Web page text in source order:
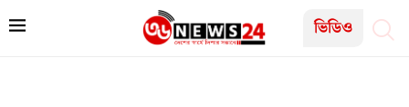
ভিডিও